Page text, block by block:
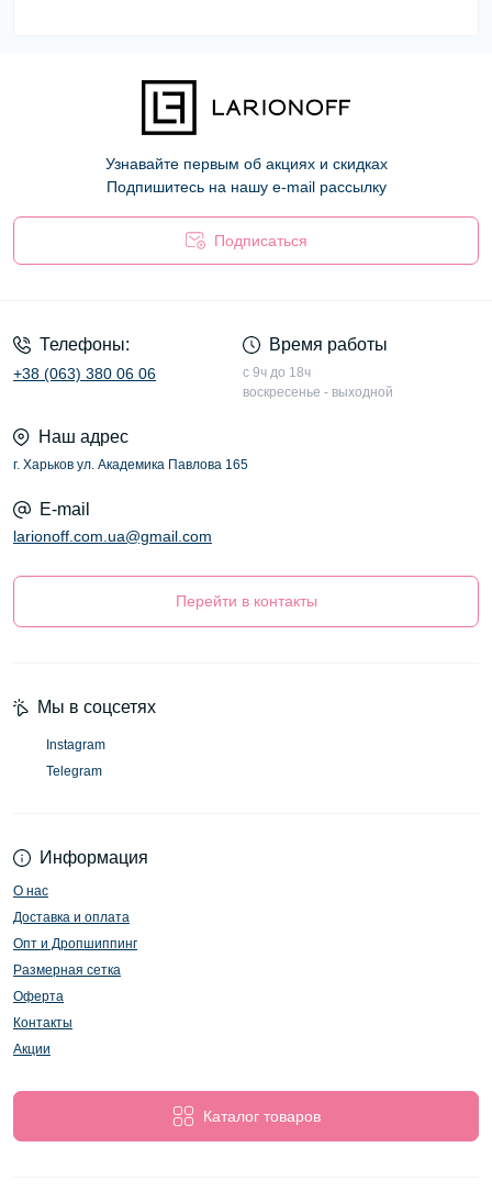
Узнавайте первым об акциях и скидках
Подпишитесь на нашу e-mail рассылку
Подписаться
Телефоны:
+38 (063) 380 06 06
Время работы
с 9ч до 18ч
воскресенье - выходной
Наш адрес
г. Харьков ул. Академика Павлова 165
E-mail
larionoff.com.ua@gmail.com
Перейти в контакты
Информация
О нас
Доставка и оплата
Опт и Дропшиппинг
Размерная сетка
Оферта
Контакты
Акции
Каталог товаров
Мы в соцсетях
Instagram
Telegram